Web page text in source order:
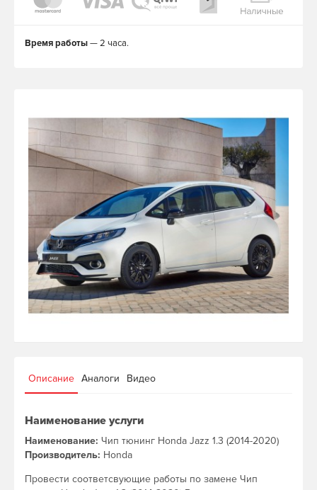
Время работы— 2 часа.
Описание Аналоги Видео
Наименование услуги
Наименование: Чип тюнинг Honda Jazz 1.3 (2014-2020)
Производитель: Honda
Провести соответсвующие работы по замене Чип